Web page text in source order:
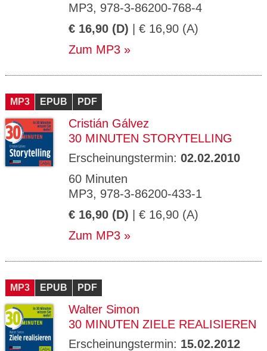
MP3, 978-3-86200-768-4
€ 16,90 (D) | € 16,90 (A)
Zum MP3
MP3 EPUB PDF
Cristián Gálvez
30 MINUTEN STORYTELLING
Erscheinungstermin: 02.02.2010
60 Minuten
MP3, 978-3-86200-433-1
€ 16,90 (D) | € 16,90 (A)
Zum MP3
MP3 EPUB PDF
Walter Simon
30 MINUTEN ZIELE REALISIEREN
Erscheinungstermin: 15.02.2012